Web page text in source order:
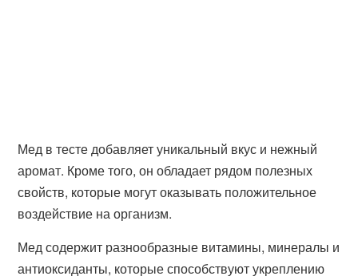
Мед в тесте добавляет уникальный вкус и нежный
аромат. Кроме того, он обладает рядом полезных
свойств, которые могут оказывать положительное
воздействие на организм.
Мед содержит разнообразные витамины, минералы и
антиоксиданты, которые способствуют укреплению